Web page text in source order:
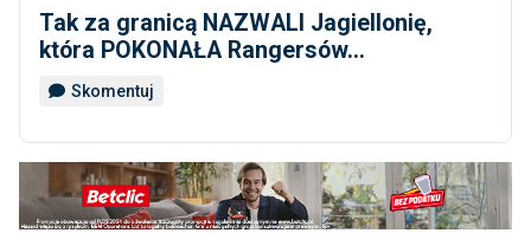
Tak za granicą NAZWALI Jagiellonię,
która POKONAŁA Rangersów...
Skomentuj